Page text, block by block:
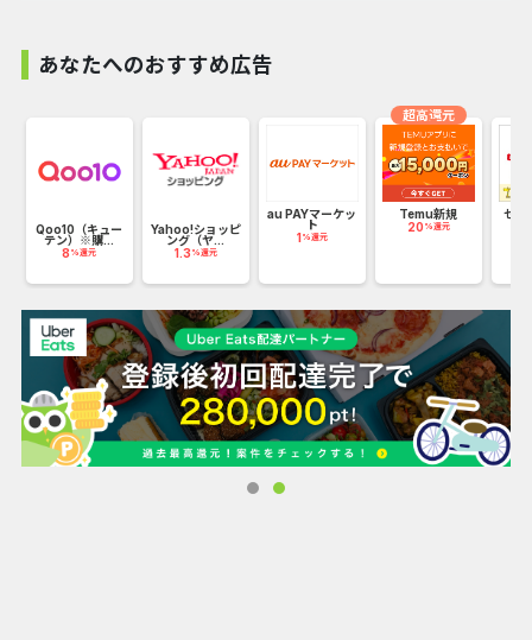
初心者の方もお楽しみいただけるトライアルセット、ガチャ
を引くような楽しみのあるミステリーセットもご用意してお
・楽天市場ショップ・オブ・ザ・イヤーを5度受賞
・関東・甲信越エリアでショップ・オブ・ジ・エリアを2度
受賞
・取り扱いアイテム約1,500種類
また、今なら新規会員登録するとすぐに使える500円分のポ
イントをプレゼントしています！
会員登録はこちら：
https://www.kbwine.com/newmemberregister
あなたへのおすすめ広告
Qoo10（キュー
テン）※購...
8 %還元
Yahoo!ショッピ
ング（ヤ...
1.3 %還元
au PAYマーケッ
ト
1 %還元
Temu新規
20 %還元
超高還元
セブ